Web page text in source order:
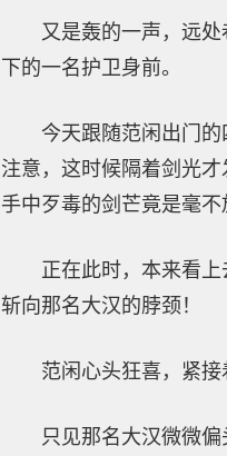
又是轰的一声，远
下的一名护卫身前。
今天跟随范闲出门
注意，这时候隔着剑光
手中歹毒的剑芒竟是毫不
正在此时，本来看
斩向那名大汉的脖颈！
范闲心头狂喜，紧接
只见那名大汉微微